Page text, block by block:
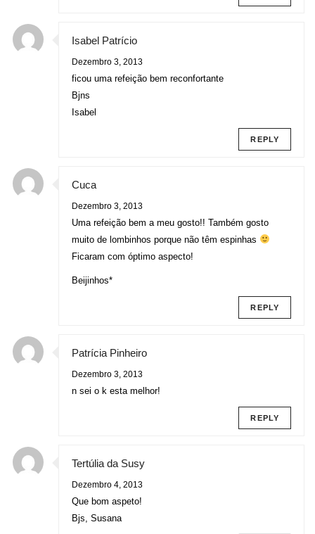
Isabel Patrício
Dezembro 3, 2013
ficou uma refeição bem reconfortante
Bjns
Isabel
REPLY
Cuca
Dezembro 3, 2013
Uma refeição bem a meu gosto!! Também gosto
muito de lombinhos porque não têm espinhas
Ficaram com óptimo aspecto!
Beijinhos*
REPLY
Patrícia Pinheiro
Dezembro 3, 2013
n sei o k esta melhor!
REPLY
Tertúlia da Susy
Dezembro 4, 2013
Que bom aspeto!
Bjs, Susana